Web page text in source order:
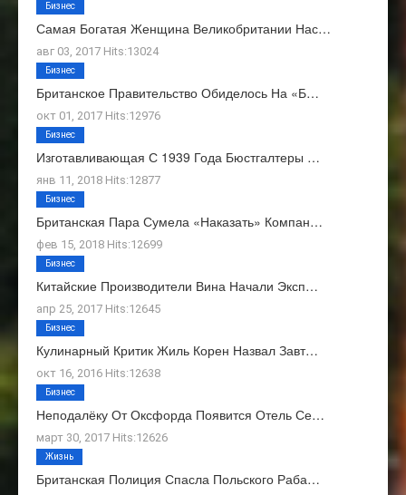
Самая Богатая Женщина Великобритании Нас…
авг 03, 2017 Hits:13024
Бизнес
Британское Правительство Обиделось На «Б…
окт 01, 2017 Hits:12976
Бизнес
Изготавливающая С 1939 Года Бюстгалтеры …
янв 11, 2018 Hits:12877
Бизнес
Британская Пара Сумела «наказать» Компан…
фев 15, 2018 Hits:12699
Бизнес
Китайские Производители Вина Начали Эксп…
апр 25, 2017 Hits:12645
Бизнес
Кулинарный Критик Жиль Корен Назвал Завт…
окт 16, 2016 Hits:12638
Бизнес
Неподалёку От Оксфорда Появится Отель Се…
март 30, 2017 Hits:12626
Бизнес
Британская Полиция Спасла Польского Раба…
Жизнь